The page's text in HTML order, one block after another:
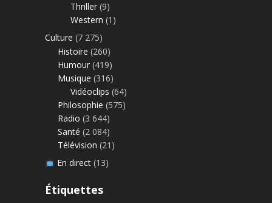
Thriller (9)
Western (1)
Culture (7 275)
Histoire (260)
Humour (419)
Musique (316)
Vidéoclips (64)
Philosophie (575)
Radio (3 644)
Santé (2 084)
Télévision (21)
En direct(13)
Étiquettes